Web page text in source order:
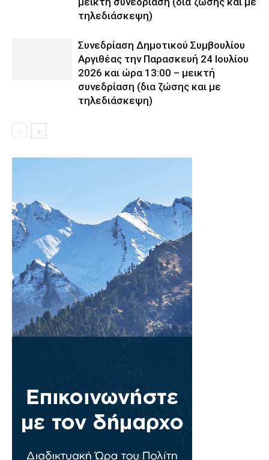
τηλεδιάσκεψη)
Συνεδρίαση Δημοτικού Συμβουλίου
Αργιθέας την Παρασκευή 24 Ιουλίου
2026 και ώρα 13:00 – μεικτή
συνεδρίαση (δια ζώσης και με
τηλεδιάσκεψη)